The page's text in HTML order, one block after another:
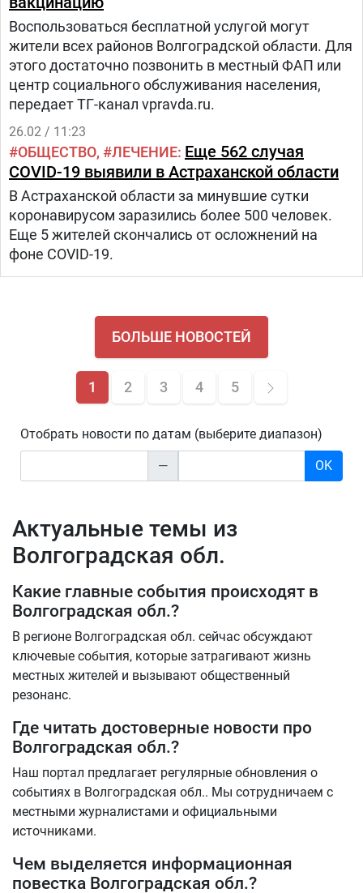
Воспользоваться бесплатной услугой могут
жители всех районов Волгоградской области. Для
этого достаточно позвонить в местный ФАП или
центр социального обслуживания населения,
передает ТГ-канал vpravda.ru.
26.02 / 11:23
ОБЩЕСТВО ЛЕЧЕНИЕ Еще 562 случая
COVID-19 выявили в Астраханской области
В Астраханской области за минувшие сутки
коронавирусом заразились более 500 человек.
Еще 5 жителей скончались от осложнений на
фоне COVID-19.
БОЛЬШЕ НОВОСТЕЙ
1 2 3 4 5
Отобрать новости по датам (выберите диапазон)
— OK
Актуальные темы из
Волгоградская обл.
Какие главные события происходят в
Волгоградская обл.?
В регионе Волгоградская обл. сейчас обсуждают
ключевые события, которые затрагивают жизнь
местных жителей и вызывают общественный
резонанс.
Где читать достоверные новости про
Волгоградская обл.?
Наш портал предлагает регулярные обновления о
событиях в Волгоградская обл.. Мы сотрудничаем с
местными журналистами и официальными
источниками.
Чем выделяется информационная
повестка Волгоградская обл.?